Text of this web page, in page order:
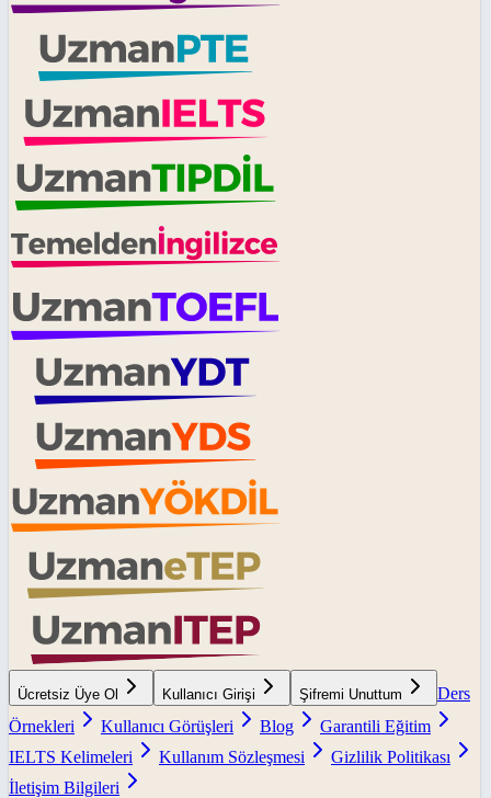
Ücretsiz Üye Ol Kullanıcı Girişi Şifremi Unuttum
Ders
Örnekleri
Kullanıcı Görüşleri Blog
Garantili Eğitim
IELTS Kelimeleri
Kullanım Sözleşmesi
Gizlilik Politikası
İletişim Bilgileri